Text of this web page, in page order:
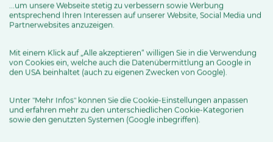
MEHR ERFAHREN
...um unsere Webseite stetig zu verbessern sowie Werbung
entsprechend Ihren Interessen auf unserer Website, Social Media und
Partnerwebsites anzuzeigen.
Mit einem Klick auf „Alle akzeptieren“ willigen Sie in die Verwendung
von Cookies ein, welche auch die Datenübermittlung an Google in
den USA beinhaltet (auch zu eigenen Zwecken von Google).
Unter "Mehr Infos" können Sie die Cookie-Einstellungen anpassen
und erfahren mehr zu den unterschiedlichen Cookie-Kategorien
sowie den genutzten Systemen (Google inbegriffen).